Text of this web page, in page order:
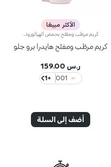
الأكثر مبيعًا
كريم مرطّب ومفتّح هايدرا برو جلو
ر.س 159.00
001
+1
أضف إلى السلة